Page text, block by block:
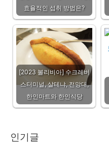
효율적인 섭취 방법은?
[2023 볼리비아] 수크레버
스터미널, 살테냐, 전망대,
한인마트와 한인식당
인기글